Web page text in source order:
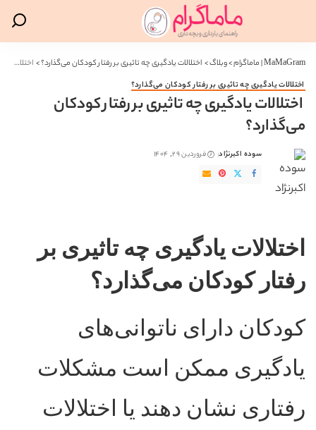
MaMaGram | ماماگرام >وبلاگ> اختلالات یادگیری چه تاثیری بر رفتار کودکان می‌گذارد؟> اختلالات یادگیری چه تاثیری بر رفتار کودکان می‌گذارد؟
اختلالات یادگیری چه تاثیری بر رفتار کودکان می‌گذارد؟
اختلالات یادگیری چه تاثیری بر رفتار کودکان
می‌گذارد؟
ارسال
شده
سوده اکبرنژاد فروردین 29, 1404
اختلالات یادگیری چه تاثیری بر
رفتار کودکان می‌گذارد؟
کودکان دارای ناتوانی‌های
یادگیری ممکن است مشکلات
رفتاری نشان دهند یا اختلالات